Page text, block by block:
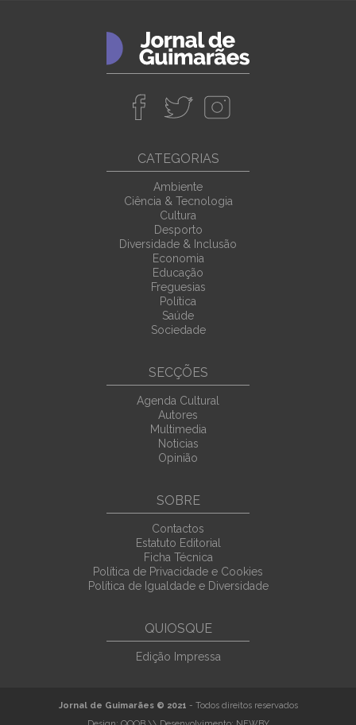
CATEGORIAS
Ambiente
Ciência & Tecnologia
Cultura
Desporto
Diversidade & Inclusão
Economia
Educação
Freguesias
Política
Saúde
Sociedade
SECÇÕES
Agenda Cultural
Autores
Multimedia
Noticias
Opinião
SOBRE
Contactos
Estatuto Editorial
Ficha Técnica
Política de Privacidade e Cookies
Política de Igualdade e Diversidade
QUIOSQUE
Edição Impressa
Jornal de Guimarães © 2021 - Todos direitos reservados